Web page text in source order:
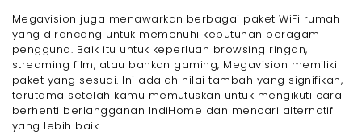
Megavision juga menawarkan berbagai paket WiFi rumah
yang dirancang untuk memenuhi kebutuhan beragam
pengguna. Baik itu untuk keperluan browsing ringan,
streaming film, atau bahkan gaming, Megavision memiliki
paket yang sesuai. Ini adalah nilai tambah yang signifikan,
terutama setelah kamu memutuskan untuk mengikuti cara
berhenti berlangganan IndiHome dan mencari alternatif
yang lebih baik.